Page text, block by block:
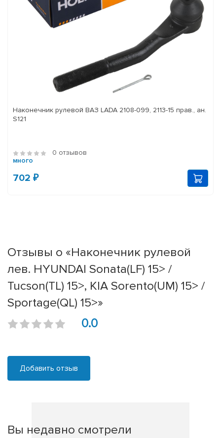
Наконечник рулевой ВАЗ LADA 2108-099, 2113-15 прав., ан.
S121
0 отзывов
много
702 ₽
Отзывы о «Наконечник рулевой
лев. HYUNDAI Sonata(LF) 15> /
Tucson(TL) 15>, KIA Sorento(UM) 15> /
Sportage(QL) 15>»
0.0
Добавить отзыв
Вы недавно смотрели